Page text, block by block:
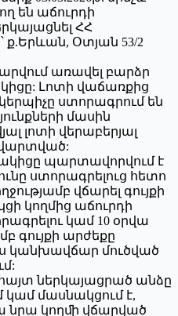
են աճուրդի
ՀՀ
Օտյան 53/2
առավել բարձր
Լոտի վաճառքից
ստորագրում են
մասին
լոտի վերաբերյալ
պարտավորվում է
ստորագրելուց հետո
վճարել գույքի
կողմից աճուրդի
կամ 10 օրվա
գույքի արժեքը
կանխավճար մուծված
ներկայացրած անձը
կամ մասնակցում է,
նրա կողﬕ վճարված